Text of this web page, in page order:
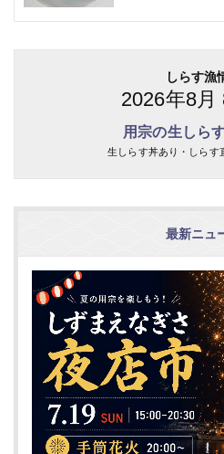
しらす漁
2026年8月
用宗の生しら
生しらす丼あり・しらす
最新ニュ